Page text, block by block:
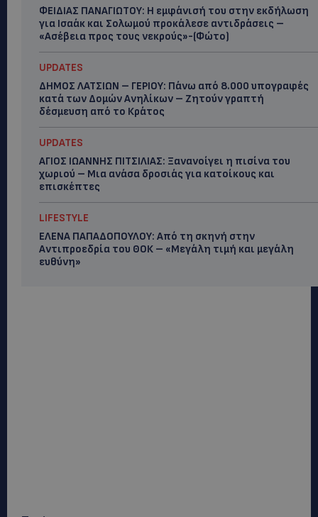
ΦΕΙΔΙΑΣ ΠΑΝΑΓΙΩΤΟΥ: Η εμφάνισή του στην εκδήλωση
για Ισαάκ και Σολωμού προκάλεσε αντιδράσεις –
«Ασέβεια προς τους νεκρούς»-(Φώτο)
UPDATES
ΔΗΜΟΣ ΛΑΤΣΙΩΝ – ΓΕΡΙΟΥ: Πάνω από 8.000 υπογραφές
κατά των Δομών Ανηλίκων – Ζητούν γραπτή
δέσμευση από το Κράτος
UPDATES
ΑΓΙΟΣ ΙΩΑΝΝΗΣ ΠΙΤΣΙΛΙΑΣ: Ξανανοίγει η πισίνα του
χωριού – Μια ανάσα δροσιάς για κατοίκους και
επισκέπτες
LIFESTYLE
ΕΛΕΝΑ ΠΑΠΑΔΟΠΟΥΛΟΥ: Από τη σκηνή στην
Αντιπροεδρία του ΘΟΚ – «Μεγάλη τιμή και μεγάλη
ευθύνη»